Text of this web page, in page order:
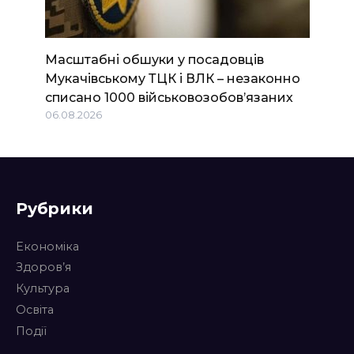
Масштабні обшуки у посадовців
Мукачівському ТЦК і ВЛК – незаконно
списано 1000 військовозобов’язаних
06.08.2026
Рубрики
Економіка
Здоров’я
Культура
Освіта
Події